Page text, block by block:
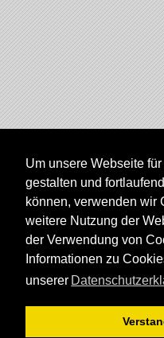
Um unsere Webseite
gestalten und
können, verwenden wir
weitere Nutzung der
der Verwendung von
Informationen zu
unserer